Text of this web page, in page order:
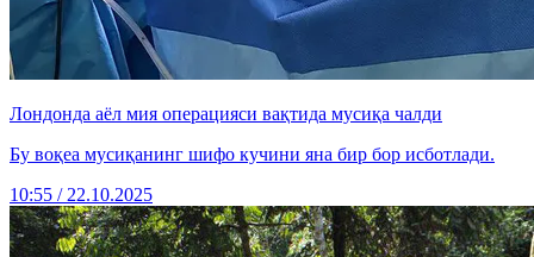
Лондонда аёл мия операцияси вақтида мусиқа чалди
Бу воқеа мусиқанинг шифо кучини яна бир бор исботлади.
10:55 / 22.10.2025